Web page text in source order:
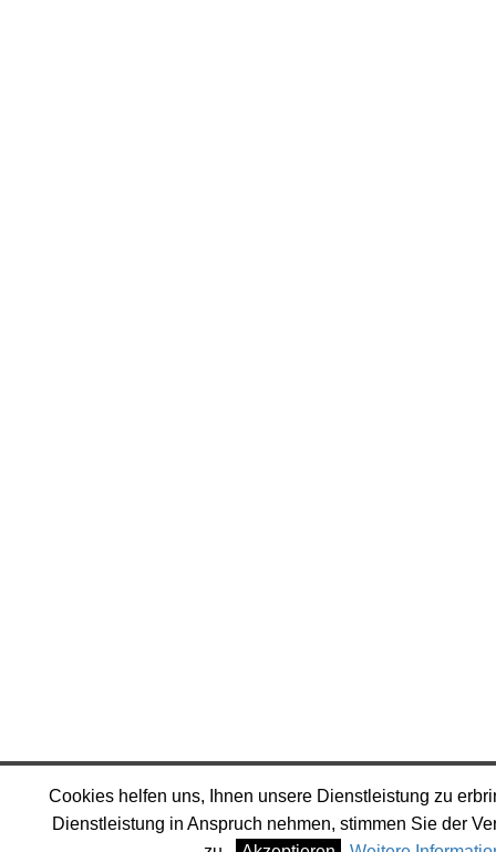
Cookies helfen uns, Ihnen unsere Dienstleistung zu
Dienstleistung in Anspruch nehmen, stimmen Sie der